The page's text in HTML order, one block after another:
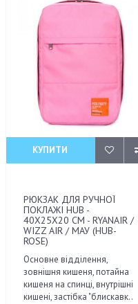
КУПИТИ
РЮКЗАК ДЛЯ РУЧНОЇ
ПОКЛАЖІ HUB -
40X25X20 СМ - RYANAIR /
WIZZ AIR / МАУ (HUB-
ROSE)
Основне відділення,
зовнішня кишеня, потайна
кишеня на спинці, внутрішні
кишені, застібка "блискавк..